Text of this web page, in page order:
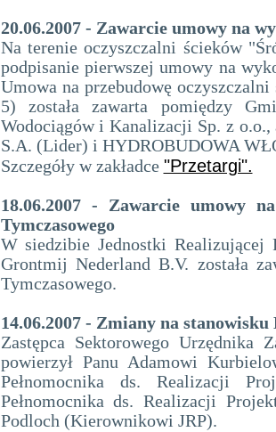
20.06.2007 - Zawarcie umowy na
Na terenie oczyszczalni ścieków
podpisanie pierwszej umowy na
Umowa na przebudowę
5) została zawarta pomiędzy
Wodociągów i Kanalizacji Sp. z
S.A. (Lider) i HYDROBUDOWA
Szczegóły w zakładce "Przetargi".
18.06.2007 - Zawarcie umowy
Tymczasowego
W siedzibie Jednostki
Grontmij Nederland B.V. została
Tymczasowego.
14.06.2007 - Zmiany na
Zastępca Sektorowego Urzędnika
powierzył Panu Adamowi
Pełnomocnika ds. Realizacji
Pełnomocnika ds. Realizacji
Podloch (Kierownikowi JRP).